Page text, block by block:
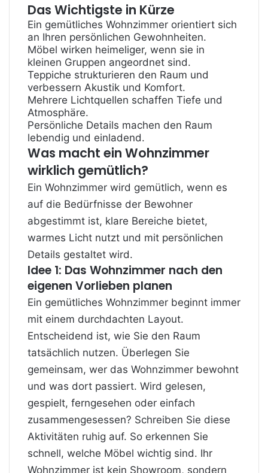
Das Wichtigste in Kürze
Ein gemütliches Wohnzimmer orientiert sich
an Ihren persönlichen Gewohnheiten.
Möbel wirken heimeliger, wenn sie in
kleinen Gruppen angeordnet sind.
Teppiche strukturieren den Raum und
verbessern Akustik und Komfort.
Mehrere Lichtquellen schaffen Tiefe und
Atmosphäre.
Persönliche Details machen den Raum
lebendig und einladend.
Was macht ein Wohnzimmer
wirklich gemütlich?
Ein Wohnzimmer wird gemütlich, wenn es
auf die Bedürfnisse der Bewohner
abgestimmt ist, klare Bereiche bietet,
warmes Licht nutzt und mit persönlichen
Details gestaltet wird.
Idee 1: Das Wohnzimmer nach den
eigenen Vorlieben planen
Ein gemütliches Wohnzimmer beginnt immer
mit einem durchdachten Layout.
Entscheidend ist, wie Sie den Raum
tatsächlich nutzen. Überlegen Sie
gemeinsam, wer das Wohnzimmer bewohnt
und was dort passiert. Wird gelesen,
gespielt, ferngesehen oder einfach
zusammengesessen? Schreiben Sie diese
Aktivitäten ruhig auf. So erkennen Sie
schnell, welche Möbel wichtig sind. Ihr
Wohnzimmer ist kein Showroom, sondern